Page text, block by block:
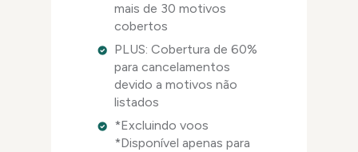
mais de 30 motivos
cobertos
PLUS: Cobertura de 60%
para cancelamentos
devido a motivos não
listados
*Excluindo voos
*Disponível apenas para